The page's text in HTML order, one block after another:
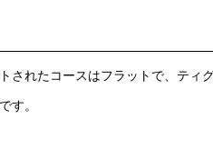
されたコースはフラットで、ティ
す。